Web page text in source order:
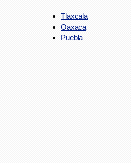
Tlaxcala
Oaxaca
Puebla